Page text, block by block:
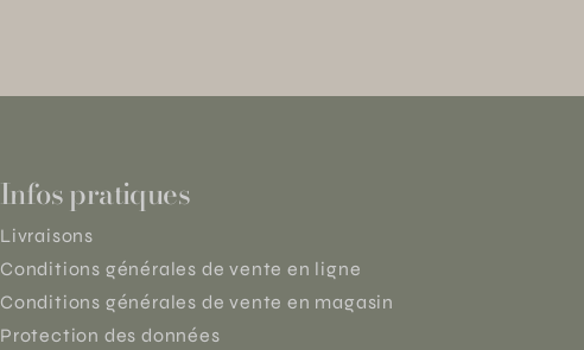
Infos pratiques
Livraisons
Conditions générales de vente en ligne
Conditions générales de vente en magasin
Protection des données